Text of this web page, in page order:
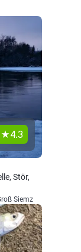
4.3
Stör,
Siemz